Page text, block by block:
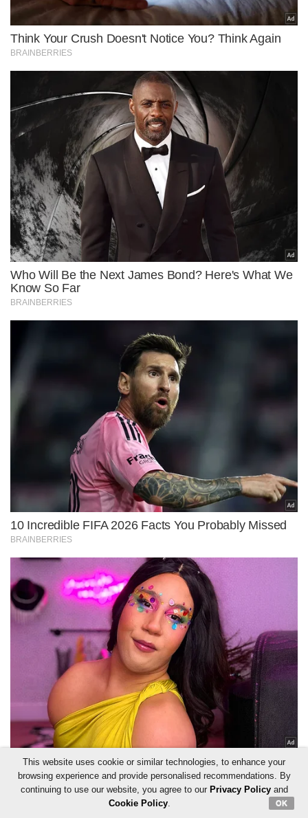
This website uses cookie or similar technologies, to enhance your
browsing experience and provide personalised recommendations. By
continuing to use our website, you agree to our Privacy Policyand
Cookie Policy. OK